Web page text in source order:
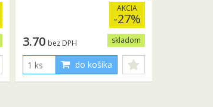
AKCIA
-27%
skladom
3.70 bez DPH
do košíka